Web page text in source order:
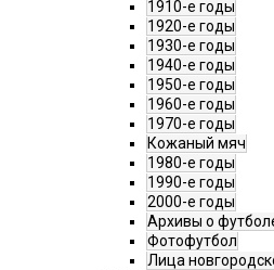
1910-е годы
1920-е годы
1930-е годы
1940-е годы
1950-е годы
1960-е годы
1970-е годы
Кожаный мяч
1980-е годы
1990-е годы
2000-е годы
Архивы о
Фотофутбол
Лица